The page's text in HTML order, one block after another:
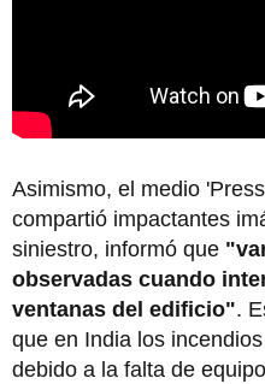
Asimismo, el medio
compartió impactantes
siniestro, informó que
observadas cuando
ventanas del edificio".
que en India los
debido a la falta de